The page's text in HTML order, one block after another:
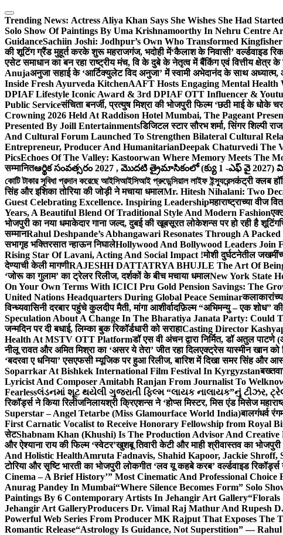
Skip
to
content
Trending News: Actress Aliya Khan Says She Wishes She Had
Solo Show Of Paintings By Uma Krishnamoorthy In Nehru Centre
GuidanceSachiin Joshi: Jodhpur’s Own Who Transformed
की शूटिंग ग्रैंड मुहूर्त करके शुरू महराजगंज, भदोही में‘कैलाश के निवासी’ वर्ल्डवाइड
एसेट समाधान का बन रहा राष्ट्रीय मंच, वि के दुबे के नेतृत्व में बैंकिंग एवं वित्तीय
Anujaअनुजा सहाई के ‘आर्टिक्युलेट विद अनुजा’ में स्वामी अभेदानंद के साथ
Inside Fresh Ayurveda KitchenAAFT Hosts Engaging Mental
DPIAF Lifestyle Iconic Award & 3rd DPIAF OTT Influencer &
Public Serviceसंचिता बनर्जी, प्रत्युष मिश्रा की भोजपुरी फिल्म ‘छठी माई के धोके
Crowning 2026 Held At Raddison Hotel Mumbai, The Pageant
Presented By Joill Entertainmentsडिजिटल स्टार सौरभ शर्मा, सिंगर शिल्पी
And Cultural Forum Launched To Strengthen Bilateral Cultural
Entrepreneur, Producer And HumanitarianDeepak Chaturvedi The
PicsEchoes Of The Valley: Kastoorwan Where Memory Meets The
सम्मानितఆర్థిక సంవత్సరం 2027 , మొదటి త్రైమాసికంలో (క్యు 1 -ఎఫ్ వై
কোটি টাকার সুবিধা প্রদান করেছে আইসিআইসিআই প্রুডেন্সিয়াল লাইফ ইন্স্যুরেন্সकंट्री क्लब
सिंह और इशिका तोरिया की जोड़ी ने मचाया धमालMr. Hitesh Nihalani: Two
Guest Celebrating Excellence. Inspiring Leadershipमहाराष्ट्राच्या वीज
Years, A Beautiful Blend Of Traditional Style And Modern Fashion
भोजपुरी का नया धमाकेदार गाना जल्द, दुबई की खूबसूरत लोकेशन्स पर हो रही है शूटिंग
सम्मानRahul Deshpande’s Abhangawari Resonates Through A
सभागृह भक्तिरसात न्हाऊन निघालेHollywood And Bollywood Leaders Join
Rising Star Of Lavani, Acting And Social Impact !मोशी दुर्घटनेतील
देण्याची केली मागणीRAJESHH DATTATRYA BHUJLE The Art Of
‘जोरू का गुलाम’ का ट्रेलर रिलीज, दर्शकों के बीच मचाया धमालNew York State
On Your Own Terms With ICICI Pru Gold Pension Savings: The
United Nations Headquarters During Global Peace Seminar
विन्ध्यवासिनी दरबार पहुंचे कुलदीप मैती, मांगा आशीर्वादफ़िल्म “अभिमन्यु – एक शोध”
Speculation About A Change In The Bharatiya Janata Party: Could
जन्मदिन पर दी बधाई, लिम्का बुक रिकॉर्डधारी को सराहाCasting Director
Health At MSTV OTT Platformडॉ एस वी अंचन द्वारा निर्मित, डॉ अतुल
नीलू रावत और अमित मिश्रा का ‘असर ये तेरा’ जीत रहा दिलएक्ट्रेस यास्मीन खान को
‘बदरवा ए धनिया’ एसएफसी म्यूजिक पर हुआ रिलीज, बारिश में दिखा समर सिंह और
Soparrkar At Bishkek International Film Festival In Kyrgyzstan
Lyricist And Composer Amitabh Ranjan From Journalist To
Fearlessલંડનમાં શૂટ થયેલી ગુજરાતી ફિલ્મ “લાયક નાલાયક”નું ટીઝર,
रिकॉर्ड्स ने किया रिलीजनिलायश्री क्रिएशन्स ने ‘होप्स मिस्टर, मिस एंड मिसेज
Superstar – Angel Tetarbe (Miss Glamourface World India)बालगंधर्व
First Carnatic Vocalist to Receive Honorary Fellowship from Royal
सेटShabnam Khan (Khushi) Is The Production Advisor And
और ऐश्याना राय की फिल्म ‘स्वेटर’खुशबू तिवारी केटी और माही श्रीवास्तव का
And Holistic HealthAmruta Fadnavis, Shahid Kapoor, Jackie Shroff,
टोरिया और सृष्टि भारती का भोजपुरी लोकगीत ‘लव यू कहबे करब’ वर्ल्डवाइड रिकॉर्ड्स
Cinema – A Brief History’” Most Cinematic And Professional Choice
Anurag Pandey In Mumbai“Where Silence Becomes Form” Solo
Paintings By 6 Contemporary Artists In Jehangir Art Gallery“Florals
Jehangir Art GalleryProducers Dr. Vimal Raj Mathur And Rupesh
Powerful Web Series From Producer MK Rajput That Exposes
Romantic Release“Astrology Is Guidance, Not Superstition” —